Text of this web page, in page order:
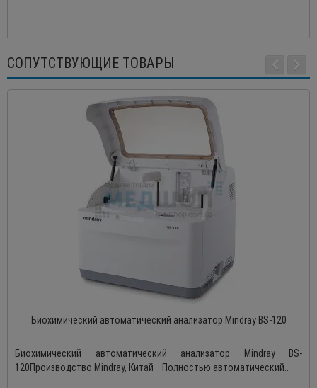
СОПУТСТВУЮЩИЕ ТОВАРЫ
Биохимический автоматический анализатор Mindray BS-120
Биохимический автоматический анализатор Mindray BS-
120Производство Mindray, Китай Полностью автоматический..